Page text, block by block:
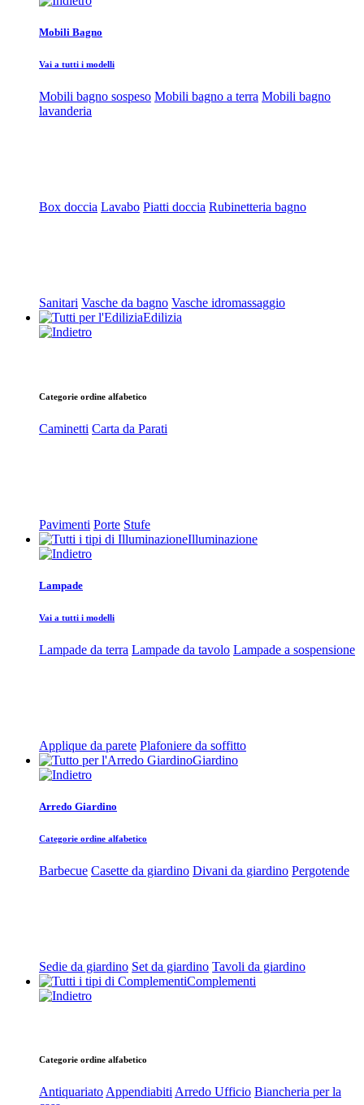
Mobili Bagno
Vai a tutti i modelli
Mobili bagno sospeso Mobili bagno a terra Mobili bagno
lavanderia
Box doccia Lavabo Piatti doccia Rubinetteria bagno
Sanitari Vasche da bagno Vasche idromassaggio
Edilizia
Categorie ordine alfabetico
Caminetti Carta da Parati
Pavimenti Porte Stufe
Illuminazione
Lampade
Vai a tutti i modelli
Lampade da terra Lampade da tavolo Lampade a sospensione
Applique da parete Plafoniere da soffitto
Giardino
Arredo Giardino
Categorie ordine alfabetico
Barbecue Casette da giardino Divani da giardino Pergotende
Sedie da giardino Set da giardino Tavoli da giardino
Complementi
Categorie ordine alfabetico
Antiquariato Appendiabiti Arredo Ufficio Biancheria per la